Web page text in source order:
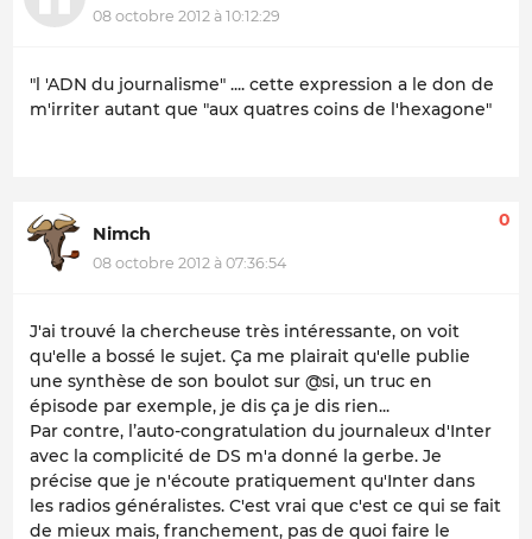
08 octobre 2012 à 10:12:29
"l 'ADN du journalisme" .... cette expression a le don de
m'irriter autant que "aux quatres coins de l'hexagone"
Nimch
08 octobre 2012 à 07:36:54
0
J'ai trouvé la chercheuse très intéressante, on voit
qu'elle a bossé le sujet. Ça me plairait qu'elle publie
une synthèse de son boulot sur @si, un truc en
épisode par exemple, je dis ça je dis rien...
Par contre, l’auto-congratulation du journaleux d'Inter
avec la complicité de DS m'a donné la gerbe. Je
précise que je n'écoute pratiquement qu'Inter dans
les radios généralistes. C'est vrai que c'est ce qui se fait
de mieux mais, franchement, pas de quoi faire le